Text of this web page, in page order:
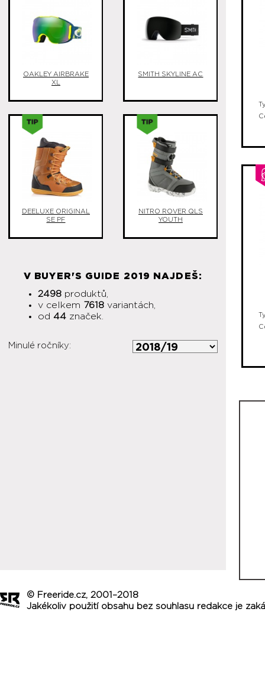
OAKLEY AIRBRAKE
XL
SMITH SKYLINE AC
DEELUXE ORIGINAL
SE PF
NITRO ROVER QLS
YOUTH
V BUYER'S GUIDE 2019 NAJDEŠ:
2498 produktů,
v celkem 7618 variantách,
od 44 značek.
Minulé ročníky:
© Freeride.cz, 2001–2018
Jakékoliv použití obsahu bez souhlasu redakce je